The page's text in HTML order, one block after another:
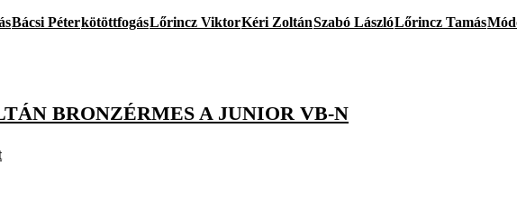
Bácsi PéterkötöttfogásLőrincz ViktorKéri ZoltánSzabó LászlóLőrincz Tamás
BRONZÉRMES A JUNIOR VB-N